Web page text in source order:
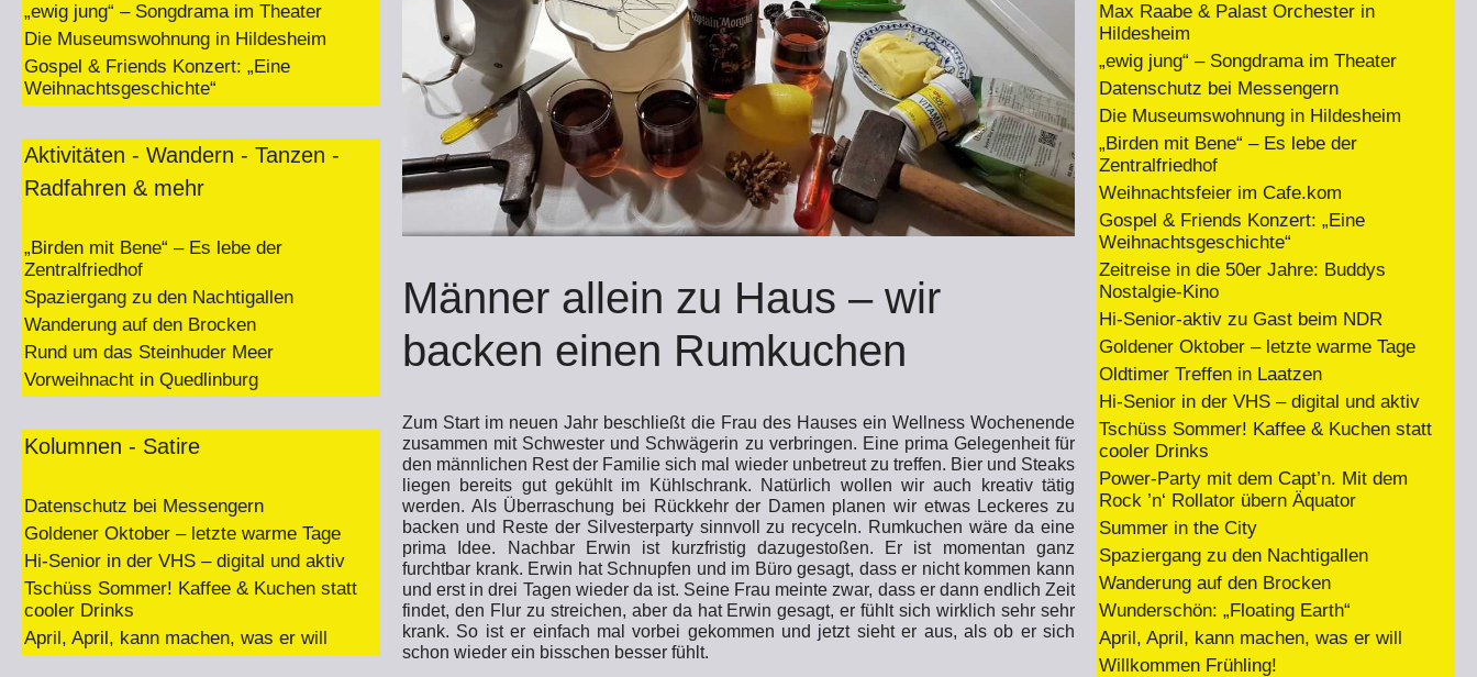
Männer allein zu Haus – wir
backen einen Rumkuchen
Zum Start im neuen Jahr beschließt die Frau des Hauses ein Wellness Wochenende
zusammen mit Schwester und Schwägerin zu verbringen. Eine prima Gelegenheit für
den männlichen Rest der Familie sich mal wieder unbetreut zu treffen. Bier und Steaks
liegen bereits gut gekühlt im Kühlschrank. Natürlich wollen wir auch kreativ tätig
werden. Als Überraschung bei Rückkehr der Damen planen wir etwas Leckeres zu
backen und Reste der Silvesterparty sinnvoll zu recyceln. Rumkuchen wäre da eine
prima Idee.
Nachbar Erwin ist kurzfristig dazugestoßen. Er ist momentan ganz
furchtbar krank. Erwin hat Schnupfen und im Büro gesagt, dass er nicht kommen kann
und erst in drei Tagen wieder da ist. Seine Frau meinte zwar, dass er dann endlich Zeit
findet, den Flur zu streichen, aber da hat Erwin gesagt, er fühlt sich wirklich sehr sehr
krank. So ist er einfach mal vorbei gekommen und jetzt sieht er aus, als ob er sich
schon wieder ein bisschen besser fühlt.
„ewig jung“ – Songdrama im Theater
Die Museumswohnung in Hildesheim
Gospel & Friends Konzert: „Eine
Weihnachtsgeschichte“
Aktivitäten - Wandern - Tanzen -
Radfahren & mehr
„Birden mit Bene“ – Es lebe der
Zentralfriedhof
Spaziergang zu den Nachtigallen
Wanderung auf den Brocken
Rund um das Steinhuder Meer
Vorweihnacht in Quedlinburg
Kolumnen - Satire
Datenschutz bei Messengern
Goldener Oktober – letzte warme Tage
Hi-Senior in der VHS – digital und aktiv
Tschüss Sommer! Kaffee & Kuchen statt
cooler Drinks
April, April, kann machen, was er will
Max Raabe & Palast Orchester in
Hildesheim
„ewig jung“ – Songdrama im Theater
Datenschutz bei Messengern
Die Museumswohnung in Hildesheim
„Birden mit Bene“ – Es lebe der
Zentralfriedhof
Weihnachtsfeier im Cafe.kom
Gospel & Friends Konzert: „Eine
Weihnachtsgeschichte“
Zeitreise in die 50er Jahre: Buddys
Nostalgie-Kino
Hi-Senior-aktiv zu Gast beim NDR
Goldener Oktober – letzte warme Tage
Oldtimer Treffen in Laatzen
Hi-Senior in der VHS – digital und aktiv
Tschüss Sommer! Kaffee & Kuchen statt
cooler Drinks
Power-Party mit dem Capt’n. Mit dem
Rock ’n‘ Rollator übern Äquator
Summer in the City
Spaziergang zu den Nachtigallen
Wanderung auf den Brocken
Wunderschön: „Floating Earth“
April, April, kann machen, was er will
Willkommen Frühling!